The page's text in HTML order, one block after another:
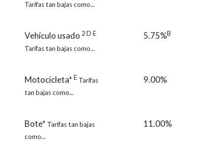
Tarifas tan bajas como...
Vehículo usado 2D E
Tarifas tan bajas como...
5.75%B
Motocicleta* E Tarifas
tan bajas como...
9.00%
Bote* Tarifas tan bajas
como...
11.00%